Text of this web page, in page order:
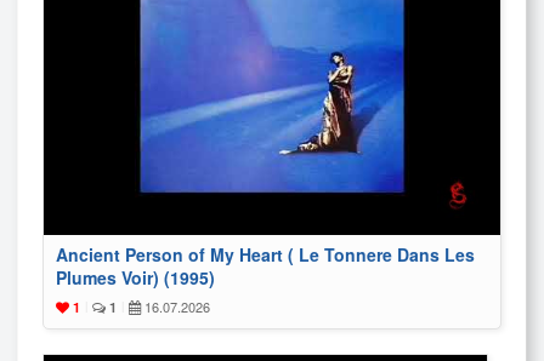
Ancient Person of My Heart ( Le Tonnere Dans Les
Plumes Voir) (1995)
1 1 16.07.2026